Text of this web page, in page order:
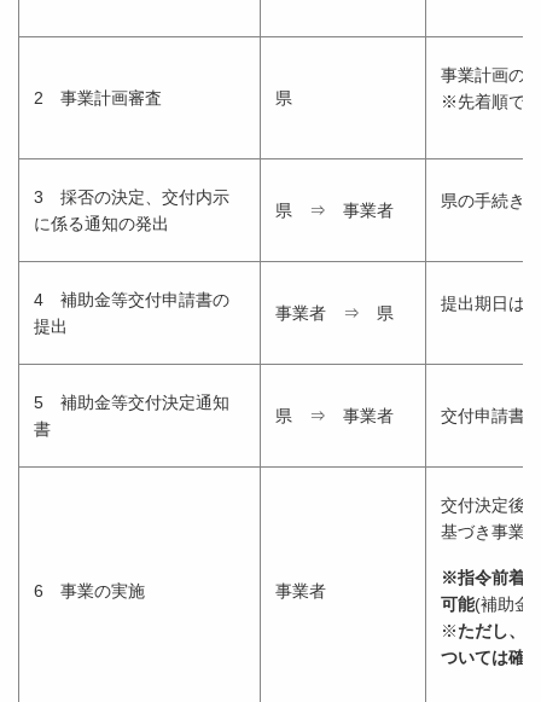
2 事業計画審査 県
事業計画の
※先着順で
3 採否の決定、交付内示
に係る通知の発出
県 ⇒ 事業者 県の手続き
4 補助金等交付申請書の
提出
事業者 ⇒ 県 提出期日は3
5 補助金等交付決定通知
書
県 ⇒ 事業者 交付申請書
6 事業の実施 事業者
交付決定後、
基づき事業
※指令前着
可能(補助金
※ただし、
ついては確